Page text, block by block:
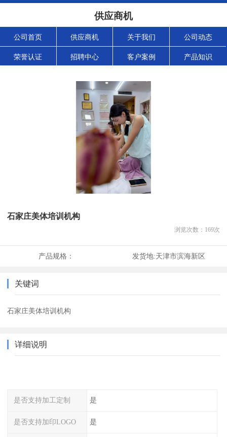
供应商机
公司首页 供应商机 关于我们 公司动态
荣誉认证 招聘中心 客户案例 产品知识
石家庄美体培训机构
浏览次数： 169次
产品规格： 发货地:天津市滨海新区
关键词
石家庄美体培训机构
详细说明
是否支持加工定制 是
是否支持加印LOGO 是